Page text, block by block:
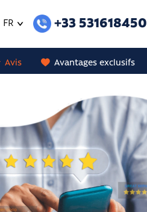
FR +33 531618450
Avis Avantages exclusifs